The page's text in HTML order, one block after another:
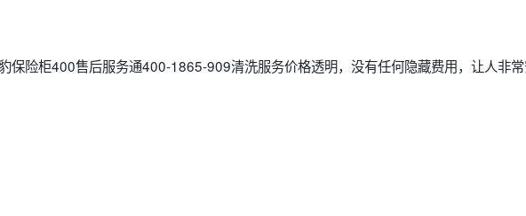
保险柜400售后服务通400-1865-909清洗服务价格透明，没有任何隐藏费用，让人非